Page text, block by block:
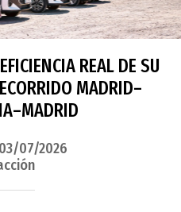
REAL DE SU
MADRID–
07/2026